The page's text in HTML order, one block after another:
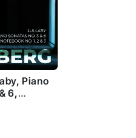
Piano
6,